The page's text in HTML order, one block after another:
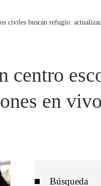
civiles buscan refugio:
centro
en vivo
Búsqueda